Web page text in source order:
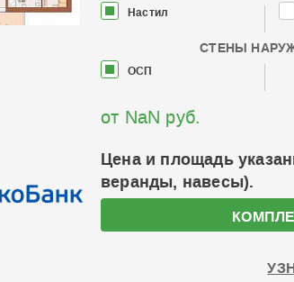
Настил
СТЕНЫ
ОСП
от NaN руб.
Цена и площадь
веранды, навесы).